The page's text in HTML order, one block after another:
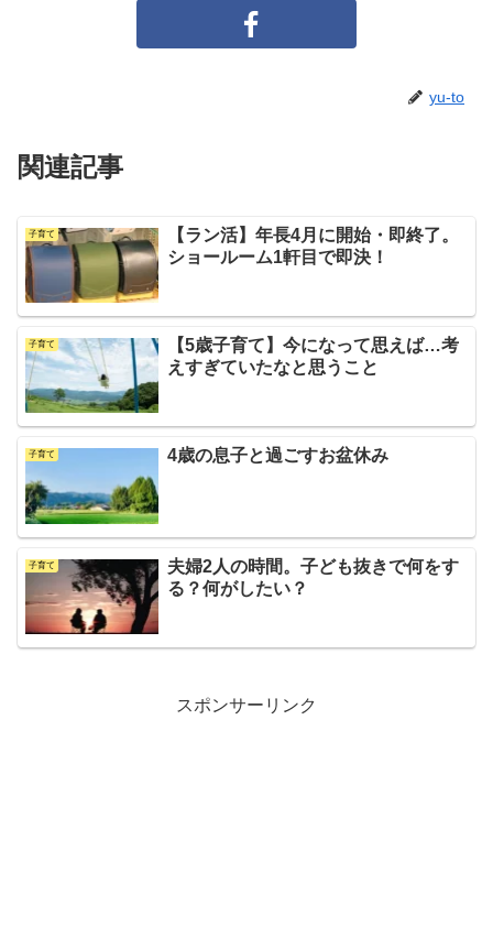
yu-to
関連記事
子育て
【ラン活】年長4月に開始・即終了。
ショールーム1軒目で即決！
子育て
【5歳子育て】今になって思えば…考
えすぎていたなと思うこと
子育て 4歳の息子と過ごすお盆休み
子育て
夫婦2人の時間。子ども抜きで何をす
る？何がしたい？
スポンサーリンク